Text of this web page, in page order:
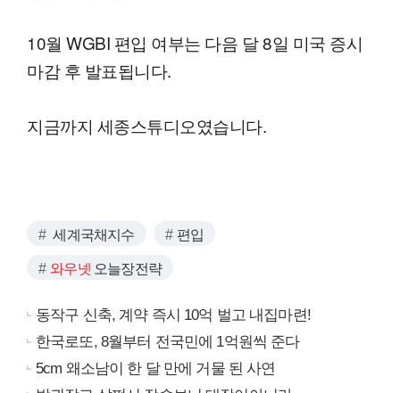
10월 WGBI 편입 여부는 다음 달 8일 미국 증시
마감 후 발표됩니다.
지금까지 세종스튜디오였습니다.
세계국채지수 편입
와우넷 오늘장전략
동작구 신축, 계약 즉시 10억 벌고 내집마련!
한국로또, 8월부터 전국민에 1억원씩 준다
5cm 왜소남이 한 달 만에 거물 된 사연